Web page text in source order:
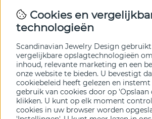
Met onze nieuwsbrief ben je als eerste
nieuws en aanbiedingen. Meld je
Cookies en
technologieën
Scandinavian Jewelry Design
vergelijkbare opslagtechnologieën
inhoud, relevante marketing en een
onze website te bieden. U bevestigt
cookiebeleid heeft gelezen en
gebruik van cookies door op 'Opslaan
klikken. U kunt op elk moment
cookies in uw browser worden